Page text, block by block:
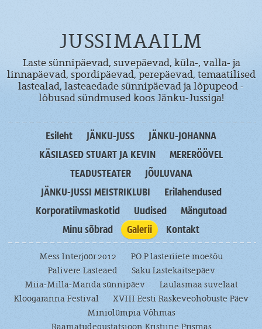
JUSSIMAAILM
Laste sünnipäevad, suvepäevad, küla-, valla- ja
linnapäevad, spordipäevad, perepäevad, temaatilised
lastealad, lasteaedade sünnipäevad ja lõpupeod -
lõbusad sündmused koos Jänku-Jussiga!
Esileht JÄNKU-JUSS
JÄNKU-JOHANNA
KÄSILASED STUART JA KEVIN
MERERÖÖVEL
TEADUSTEATER
JÕULUVANA
JÄNKU-JUSSI MEISTRIKLUBI
Erilahendused
Korporatiivmaskotid
Uudised
Mängutoad
Minu sõbrad
Galerii Kontakt
Mess Interjöör 2012
PO.P lasteriiete moešõu
Palivere Lasteaed
Saku Lastekaitsepäev
Miia-Milla-Manda sünnipäev
Laulasmaa suvelaat
Kloogaranna Festival
XVIII Eesti Raskeveohobuste Päev
Miniolümpia Võhmas
Raamatudegustatsioon Kristiine Prismas